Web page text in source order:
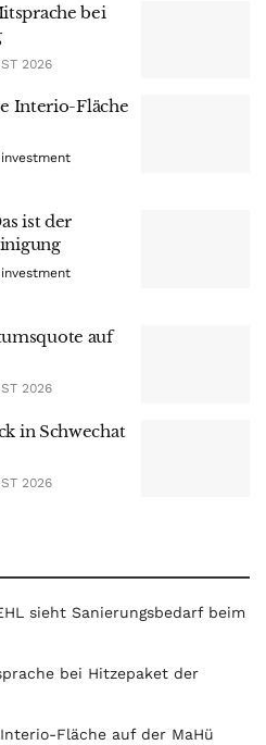
bei
2026
Interio-Fläche
ist der
auf
2026
in Schwechat
2026
sieht Sanierungsbedarf beim
bei Hitzepaket der
Fläche auf der MaHü